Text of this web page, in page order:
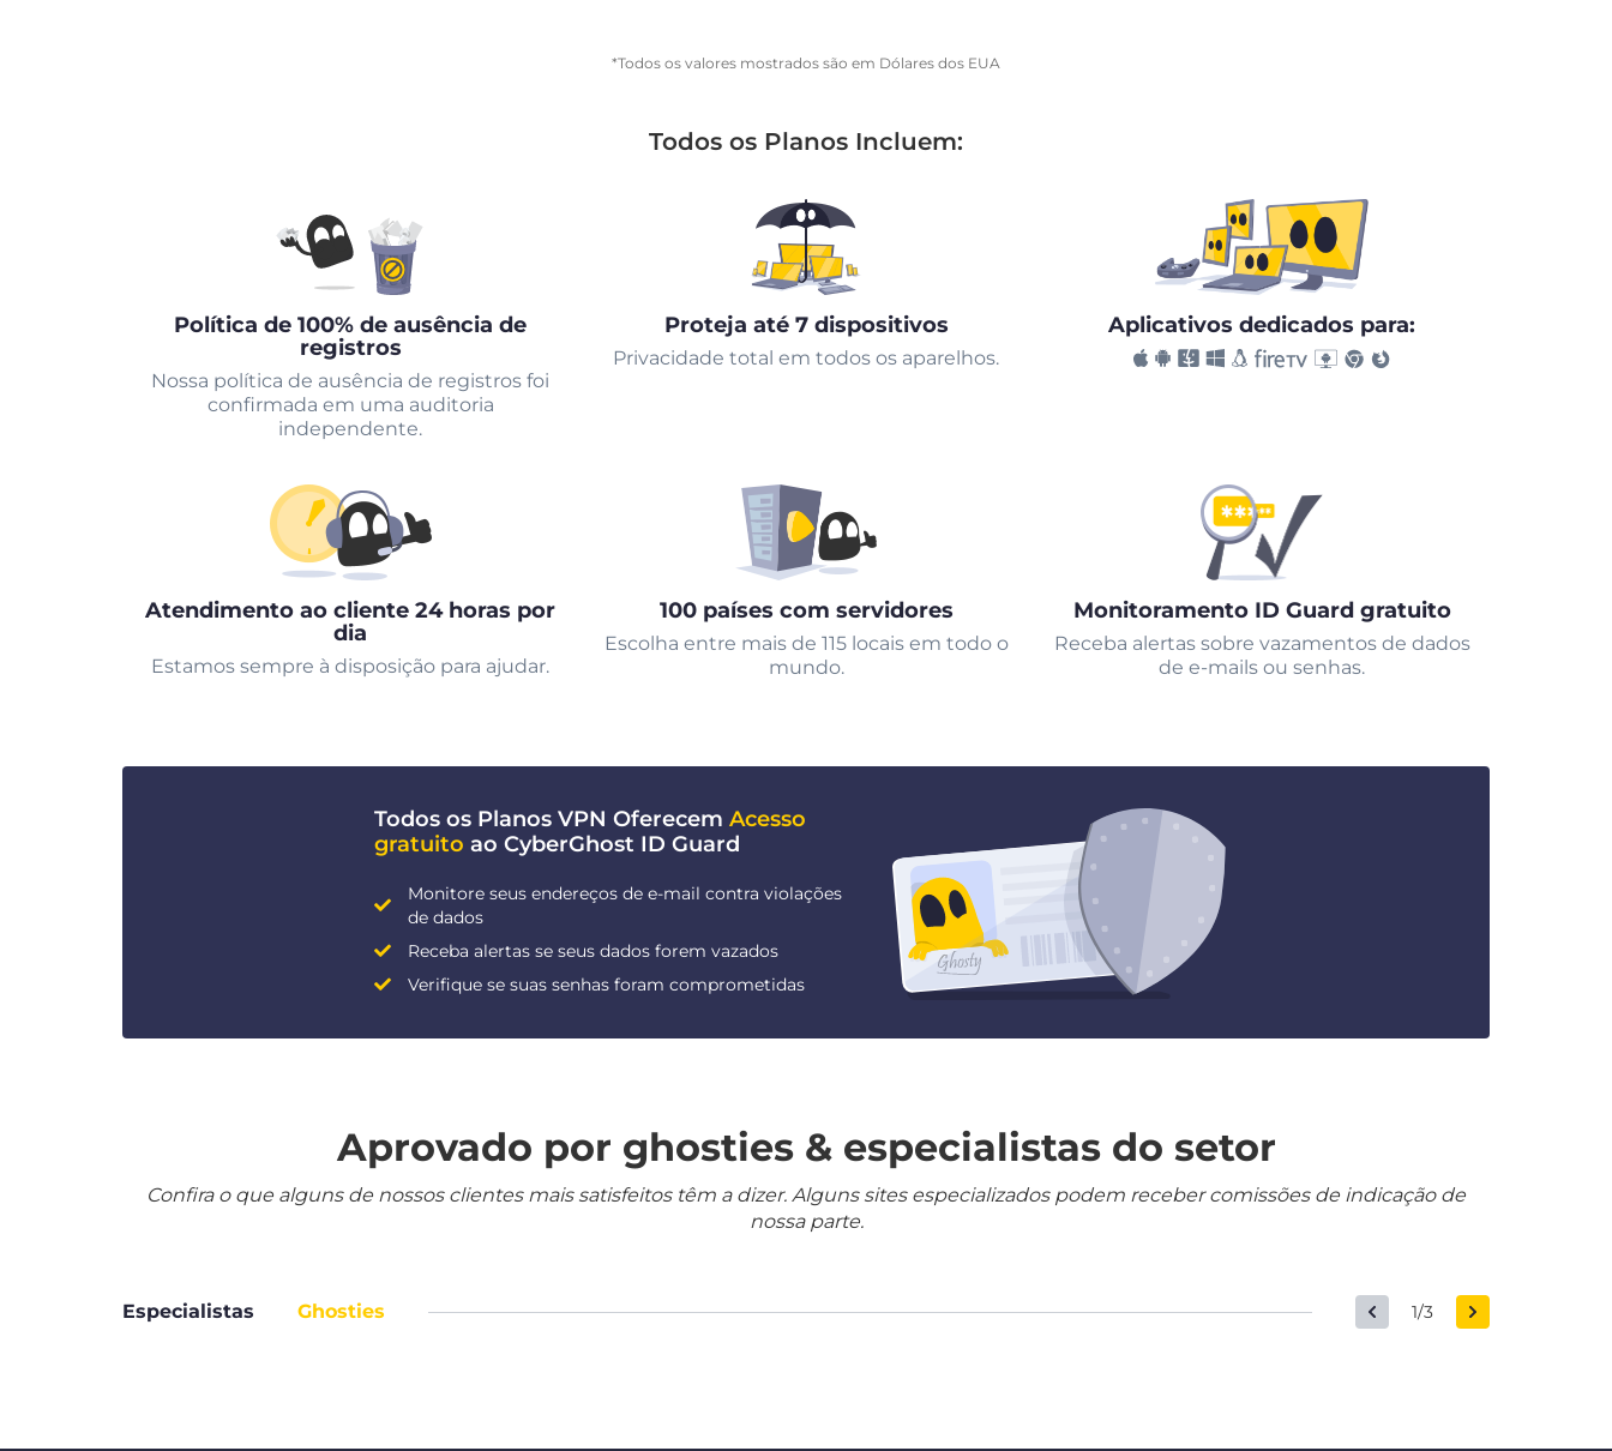
*Todos os valores mostrados são em Dólares dos EUA
Todos os Planos Incluem:
Política de 100% de ausência de
registros
Nossa política de ausência de registros foi
confirmada em uma auditoria
independente.
Proteja até 7 dispositivos
Privacidade total em todos os aparelhos.
Aplicativos dedicados para:
Atendimento ao cliente 24 horas por
dia
Estamos sempre à disposição para ajudar.
100 países com servidores
Escolha entre mais de 115 locais em todo o
mundo.
Monitoramento ID Guard gratuito
Receba alertas sobre vazamentos de dados
de e-mails ou senhas.
Todos os Planos VPN Oferecem Acesso
gratuito ao CyberGhost ID Guard
Monitore seus endereços de e-mail contra violações
de dados
Receba alertas se seus dados forem vazados
Verifique se suas senhas foram comprometidas
Aprovado por ghosties & especialistas do setor
Confira o que alguns de nossos clientes mais satisfeitos têm a dizer. Alguns sites especializados podem receber comissões de indicação de
nossa parte.
Especialistas Ghosties 1/3